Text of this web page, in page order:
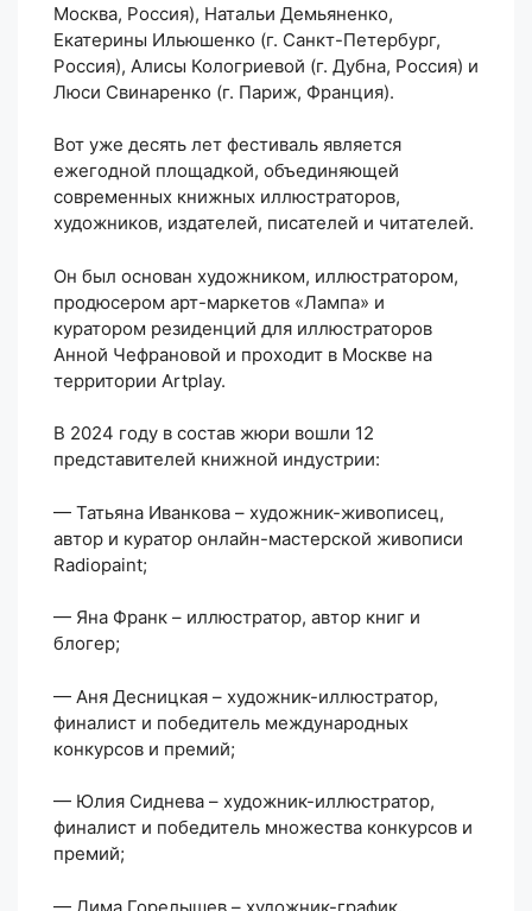
Москва, Россия), Натальи Демьяненко,
Екатерины Ильюшенко (г. Санкт-Петербург,
Россия), Алисы Кологриевой (г. Дубна, Россия) и
Люси Свинаренко (г. Париж, Франция).
Вот уже десять лет фестиваль является
ежегодной площадкой, объединяющей
современных книжных иллюстраторов,
художников, издателей, писателей и читателей.
Он был основан художником, иллюстратором,
продюсером арт-маркетов «Лампа» и
куратором резиденций для иллюстраторов
Анной Чефрановой и проходит в Москве на
территории Artplay.
В 2024 году в состав жюри вошли 12
представителей книжной индустрии:
— Татьяна Иванкова – художник-живописец,
автор и куратор онлайн-мастерской живописи
Radiopaint;
— Яна Франк – иллюстратор, автор книг и
блогер;
— Аня Десницкая – художник-иллюстратор,
финалист и победитель международных
конкурсов и премий;
— Юлия Сиднева – художник-иллюстратор,
финалист и победитель множества конкурсов и
премий;